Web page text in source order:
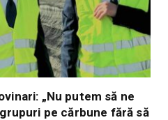
„Nu putem să ne
pe cărbune fără să